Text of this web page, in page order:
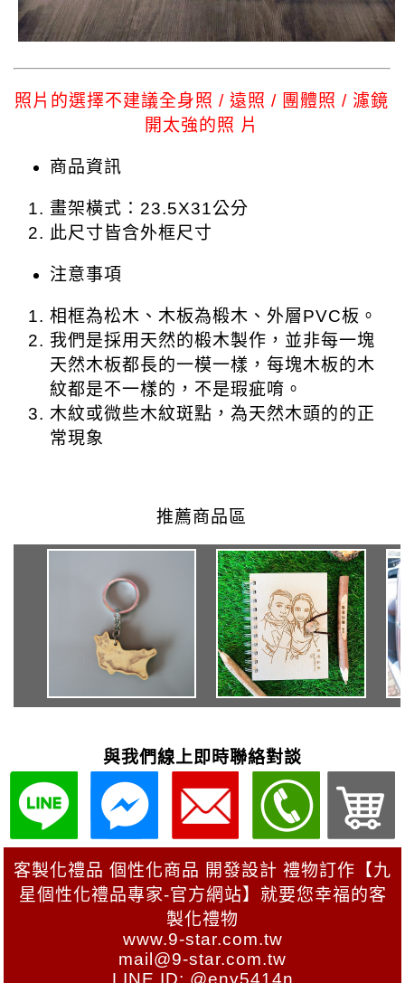
與我們線上即時聯絡對談
客製化禮品 個性化商品 開發設計 禮物訂作【九
星個性化禮品專家-官方網站】就要您幸福的客
製化禮物
www.9-star.com.tw
mail@9-star.com.tw